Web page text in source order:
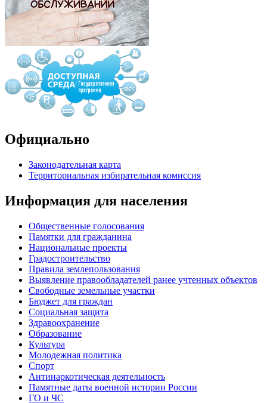
Официально
Законодательная карта
Территориальная избирательная комиссия
Информация для населения
Общественные голосования
Памятки для гражданина
Национальные проекты
Градостроительство
Правила землепользования
Выявление правообладателей ранее учтенных объектов
Свободные земельные участки
Бюджет для граждан
Социальная защита
Здравоохранение
Образование
Культура
Молодежная политика
Спорт
Антинаркотическая деятельность
Памятные даты военной истории России
ГО и ЧС